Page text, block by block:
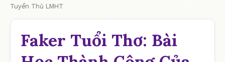
Tuyển Thủ LMHT
Faker Tuổi Thơ: Bài